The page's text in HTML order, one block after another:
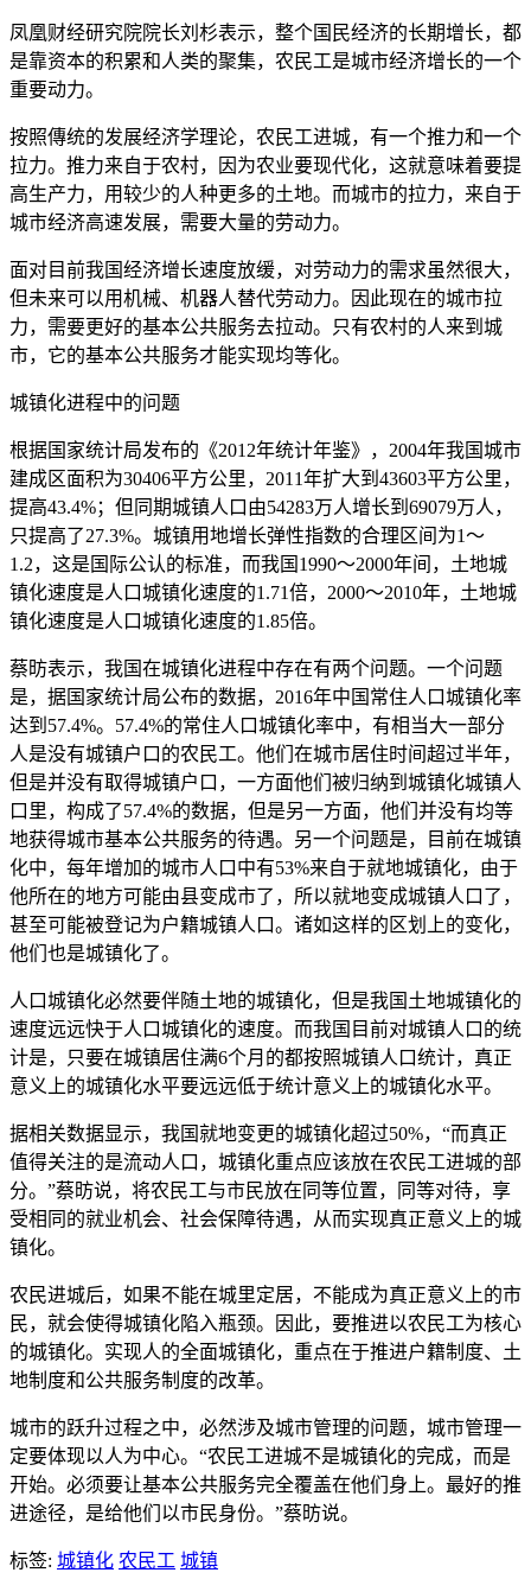
凤凰财经研究院院长刘杉表示，整个国民经济的长期增长，都
是靠资本的积累和人类的聚集，农民工是城市经济增长的一个
重要动力。
按照傳统的发展经济学理论，农民工进城，有一个推力和一个
拉力。推力来自于农村，因为农业要现代化，这就意味着要提
高生产力，用较少的人种更多的土地。而城市的拉力，来自于
城市经济高速发展，需要大量的劳动力。
面对目前我国经济增长速度放缓，对劳动力的需求虽然很大，
但未来可以用机械、机器人替代劳动力。因此现在的城市拉
力，需要更好的基本公共服务去拉动。只有农村的人来到城
市，它的基本公共服务才能实现均等化。
城镇化进程中的问题
根据国家统计局发布的《2012年统计年鉴》，2004年我国城市
建成区面积为30406平方公里，2011年扩大到43603平方公里，
提高43.4%；但同期城镇人口由54283万人增长到69079万人，
只提高了27.3%。城镇用地增长弹性指数的合理区间为1～
1.2，这是国际公认的标准，而我国1990～2000年间，土地城
镇化速度是人口城镇化速度的1.71倍，2000～2010年，土地城
镇化速度是人口城镇化速度的1.85倍。
蔡昉表示，我国在城镇化进程中存在有两个问题。一个问题
是，据国家统计局公布的数据，2016年中国常住人口城镇化率
达到57.4%。57.4%的常住人口城镇化率中，有相当大一部分
人是没有城镇户口的农民工。他们在城市居住时间超过半年，
但是并没有取得城镇户口，一方面他们被归纳到城镇化城镇人
口里，构成了57.4%的数据，但是另一方面，他们并没有均等
地获得城市基本公共服务的待遇。另一个问题是，目前在城镇
化中，每年增加的城市人口中有53%来自于就地城镇化，由于
他所在的地方可能由县变成市了，所以就地变成城镇人口了，
甚至可能被登记为户籍城镇人口。诸如这样的区划上的变化，
他们也是城镇化了。
人口城镇化必然要伴随土地的城镇化，但是我国土地城镇化的
速度远远快于人口城镇化的速度。而我国目前对城镇人口的统
计是，只要在城镇居住满6个月的都按照城镇人口统计，真正
意义上的城镇化水平要远远低于统计意义上的城镇化水平。
据相关数据显示，我国就地变更的城镇化超过50%，“而真正
值得关注的是流动人口，城镇化重点应该放在农民工进城的部
分。”蔡昉说，将农民工与市民放在同等位置，同等对待，享
受相同的就业机会、社会保障待遇，从而实现真正意义上的城
镇化。
农民进城后，如果不能在城里定居，不能成为真正意义上的市
民，就会使得城镇化陷入瓶颈。因此，要推进以农民工为核心
的城镇化。实现人的全面城镇化，重点在于推进户籍制度、土
地制度和公共服务制度的改革。
城市的跃升过程之中，必然涉及城市管理的问题，城市管理一
定要体现以人为中心。“农民工进城不是城镇化的完成，而是
开始。必须要让基本公共服务完全覆盖在他们身上。最好的推
进途径，是给他们以市民身份。”蔡昉说。
标签: 城镇化 农民工 城镇